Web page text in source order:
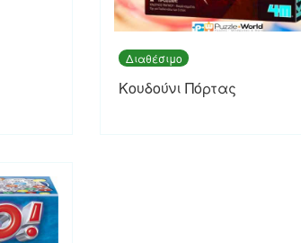
Διαθέσιμο
Κουδούνι Πόρτας